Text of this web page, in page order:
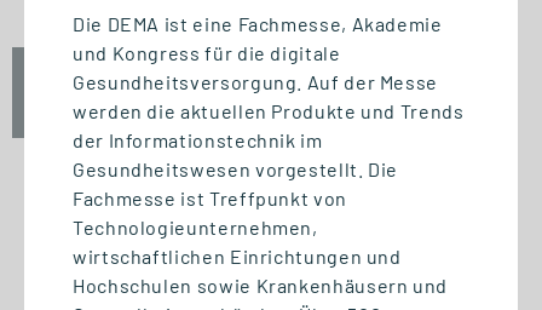
Mi., 23. September 2026
17:00 - 18:30 Uhr
START STUDIENGANG
Biomedizinische Informatik
Die DEMA ist eine Fachmesse, Akademie
und Kongress für die digitale
Gesundheitsversorgung. Auf der Messe
werden die aktuellen Produkte und Trends
der Informationstechnik im
Gesundheitswesen vorgestellt. Die
Fachmesse ist Treffpunkt von
Technologieunternehmen,
wirtschaftlichen Einrichtungen und
Hochschulen sowie Krankenhäusern und